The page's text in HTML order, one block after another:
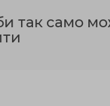
так само